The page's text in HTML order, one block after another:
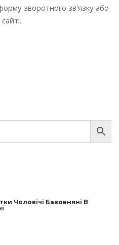
зворотного зв'язку або
Чоловічі Бавовняні В